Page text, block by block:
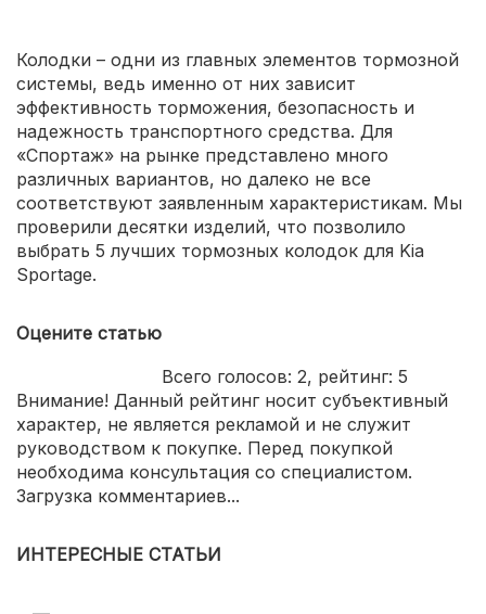
Колодки – одни из главных элементов тормозной
системы, ведь именно от них зависит
эффективность торможения, безопасность и
надежность транспортного средства. Для
«Спортаж» на рынке представлено много
различных вариантов, но далеко не все
соответствуют заявленным характеристикам. Мы
проверили десятки изделий, что позволило
выбрать 5 лучших тормозных колодок для Kia
Sportage.
Оцените статью
Всего голосов: 2, рейтинг: 5
Внимание! Данный рейтинг носит субъективный
характер, не является рекламой и не служит
руководством к покупке. Перед покупкой
необходима консультация со специалистом.
Загрузка комментариев...
ИНТЕРЕСНЫЕ СТАТЬИ